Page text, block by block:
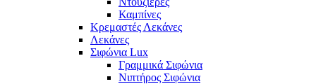
Καμπίνες
Κρεμαστές Λεκάνες
Λεκάνες
Σιφώνια Lux
Γραμμικά Σιφώνια
Νιπτήρος Σιφώνια